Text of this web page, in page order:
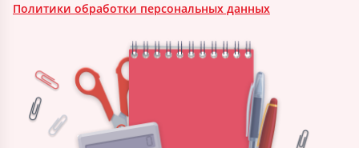
Политики обработки персональных данных